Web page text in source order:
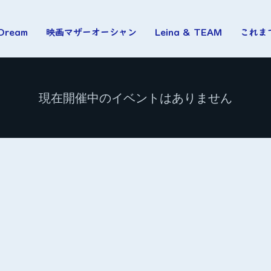
映画マザーオーシャン Leina & TEAM これま
現在開催中のイベントはありません